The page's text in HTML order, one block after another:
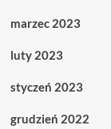
marzec 2023
luty 2023
styczeń 2023
grudzień 2022